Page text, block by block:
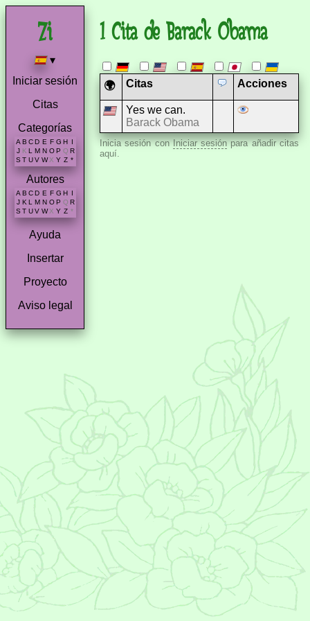
▾
Iniciar sesión
Citas
Categorías
A B C D E F G H I
J K L M N O P Q R
S T U V W X Y Z *
Autores
A B C D E F G H
J K L M N O P Q R
S T U V W X Y Z *
Ayuda
Insertar
Proyecto
Aviso legal
1 Cita de Barack Obama
🌍 Citas Acciones
Yes we can.
Barack Obama
Inicia sesión conIniciar sesiónpara añadir citas
aquí.